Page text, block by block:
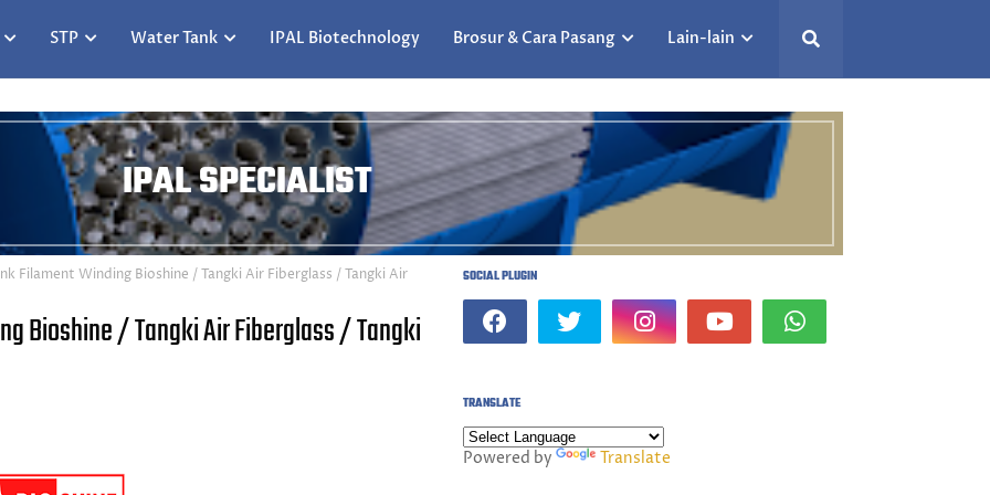
STP Water Tank IPAL Biotechnology Brosur & Cara Pasang Lain-lain
IPAL SPECIALIST
Filament Winding Bioshine / Tangki Air Fiberglass / Tangki Air
Bioshine / Tangki Air Fiberglass / Tangki
SOCIAL PLUGIN
TRANSLATE
Powered by Translate